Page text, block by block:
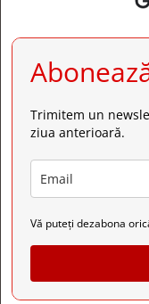
Trimitem un
ziua anterioară.
Vă puteți dezabona